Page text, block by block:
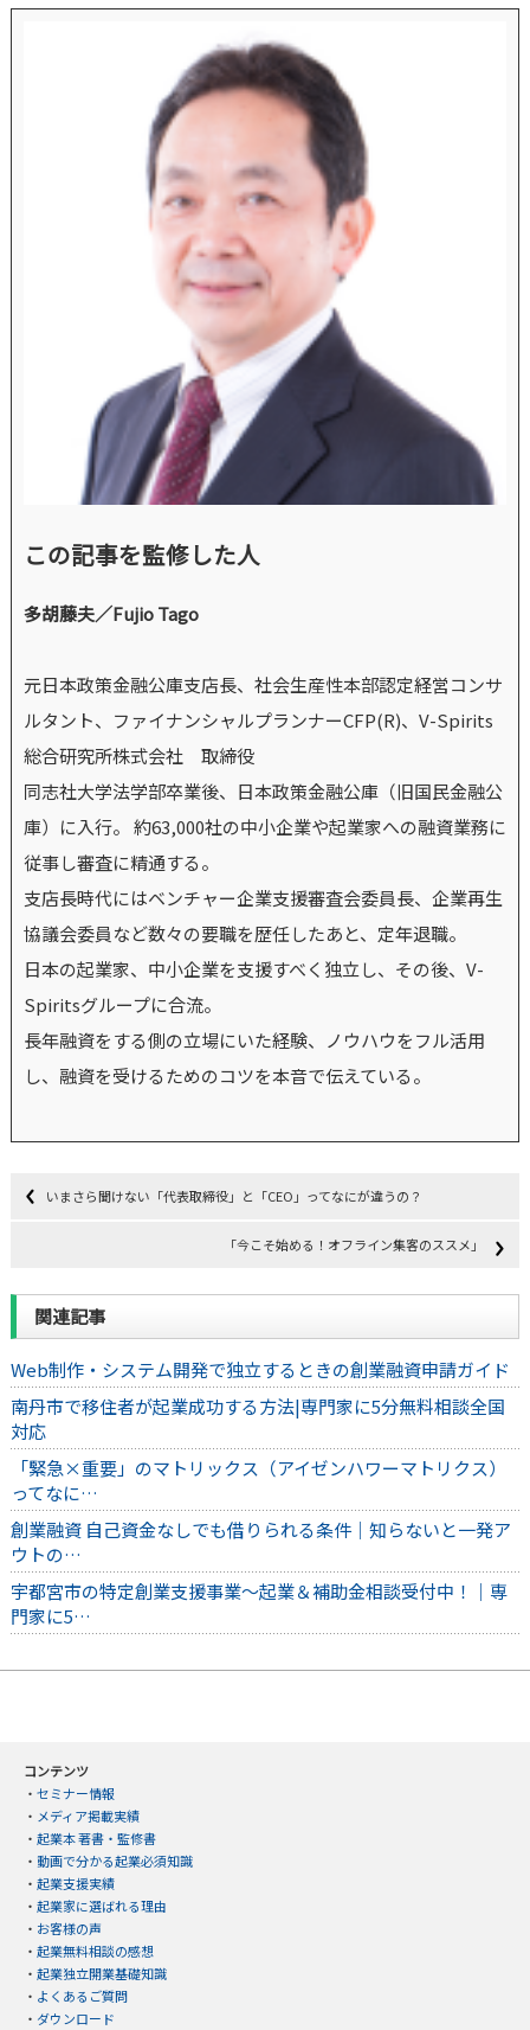
この記事を監修した人
多胡藤夫／Fujio Tago
元日本政策金融公庫支店長、社会生産性本部認定経営コンサ
ルタント、ファイナンシャルプランナーCFP(R)、V-Spirits
総合研究所株式会社 取締役
同志社大学法学部卒業後、日本政策金融公庫（旧国民金融公
庫）に入行。 約63,000社の中小企業や起業家への融資業務に
従事し審査に精通する。
支店長時代にはベンチャー企業支援審査会委員長、企業再生
協議会委員など数々の要職を歴任したあと、定年退職。
日本の起業家、中小企業を支援すべく独立し、その後、V-
Spiritsグループに合流。
長年融資をする側の立場にいた経験、ノウハウをフル活用
し、融資を受けるためのコツを本音で伝えている。
いまさら聞けない「代表取締役」と「CEO」ってなにが違うの？
「今こそ始める！オフライン集客のススメ」
関連記事
Web制作・システム開発で独立するときの創業融資申請ガイド
南丹市で移住者が起業成功する方法|専門家に5分無料相談全国
対応
「緊急×重要」のマトリックス（アイゼンハワーマトリクス）
ってなに…
創業融資 自己資金なしでも借りられる条件｜知らないと一発ア
ウトの…
宇都宮市の特定創業支援事業～起業＆補助金相談受付中！｜専
門家に5…
コンテンツ
・ セミナー情報
・ メディア掲載実績
・ 起業本 著書・監修書
・ 動画で分かる起業必須知識
・ 起業支援実績
・ 起業家に選ばれる理由
・ お客様の声
・ 起業無料相談の感想
・ 起業独立開業基礎知識
・ よくあるご質問
・ ダウンロード